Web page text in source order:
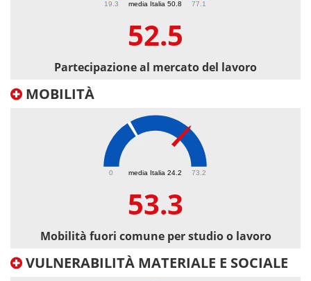
media Italia 50.8
19.3 77.1
52.5
Partecipazione al mercato del lavoro
MOBILITÀ
media Italia 24.2
0 73.2
53.3
Mobilità fuori comune per studio o lavoro
VULNERABILITÀ MATERIALE E SOCIALE